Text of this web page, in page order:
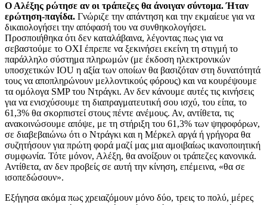
Ο Αλέξης ρώτησε αν οι τράπεζες θα άνοιγαν σύντομα. Ήταν
ερώτηση-παγίδα. Γνώριζε την απάντηση και την εκμαίευε για να
δικαιολογήσει την απόφασή του να συνθηκολογήσει.
Προσποιήθηκα ότι δεν καταλάβαινα, λέγοντας πως για να
σεβαστούμε το ΟΧΙ έπρεπε να ξεκινήσει εκείνη τη στιγμή το
παράλληλο σύστημα πληρωμών (με έκδοση ηλεκτρονικών
υποσχετικών IOU η αξία των οποίων θα βασιζόταν στη δυνατότητά
τους να αποπληρώνουν μελλοντικούς φόρους) και να κουρέψουμε
τα ομόλογα SMP του Ντράγκι. Αν δεν κάνουμε αυτές τις κινήσεις
για να ενισχύσουμε τη διαπραγματευτική σου ισχύ, του είπα, το
61,3% θα σκορπιστεί στους πέντε ανέμους. Αν, αντίθετα, τις
ανακοινώσουμε απόψε, με τη στήριξη του 61,3% των ψηφοφόρων,
σε διαβεβαιώνω ότι ο Ντράγκι και η Μέρκελ αργά ή γρήγορα θα
συζητήσουν για πρώτη φορά μαζί μας μια αμοιβαίως ικανοποιητική
συμφωνία. Τότε μόνον, Αλέξη, θα ανοίξουν οι τράπεζες κανονικά.
Αντίθετα, αν δεν προβείς σε αυτή την κίνηση, επέμεινα, «θα σε
ισοπεδώσουν».
Εξήγησα ακόμα πως χρειαζόμουν μόνο δύο, τρεις το πολύ, μέρες